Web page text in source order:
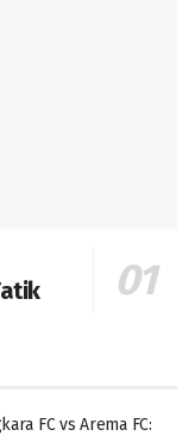
FC vs Arema FC: